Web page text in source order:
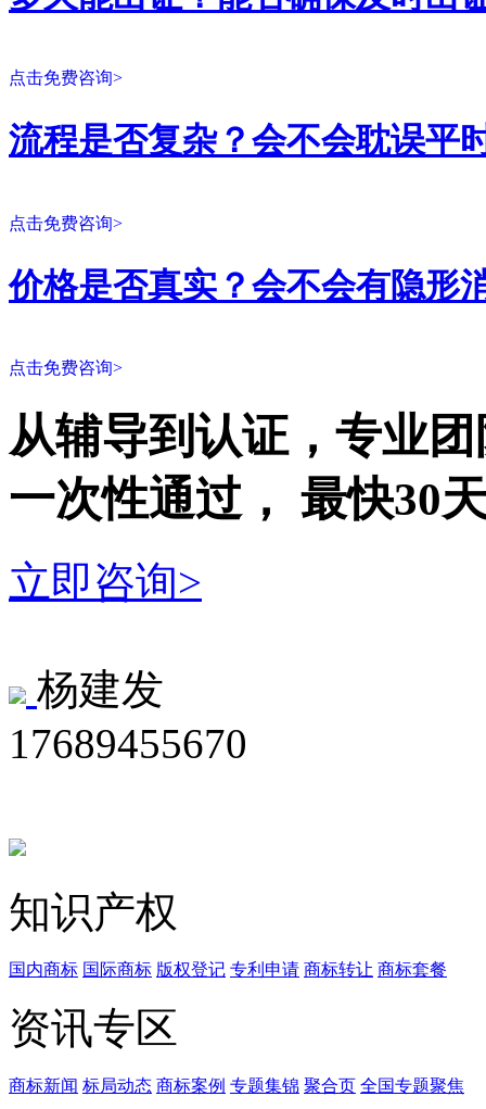
点击免费咨询>
流程是否复杂？会不会耽误平
点击免费咨询>
价格是否真实？会不会有隐形
点击免费咨询>
从辅导到认证，专业
一次性通过， 最快30
立即咨询>
杨建发
17689455670
知识产权
国内商标 国际商标 版权登记 专利申请 商标转让 商标套餐
资讯专区
商标新闻 标局动态 商标案例 专题集锦 聚合页 全国专题聚焦